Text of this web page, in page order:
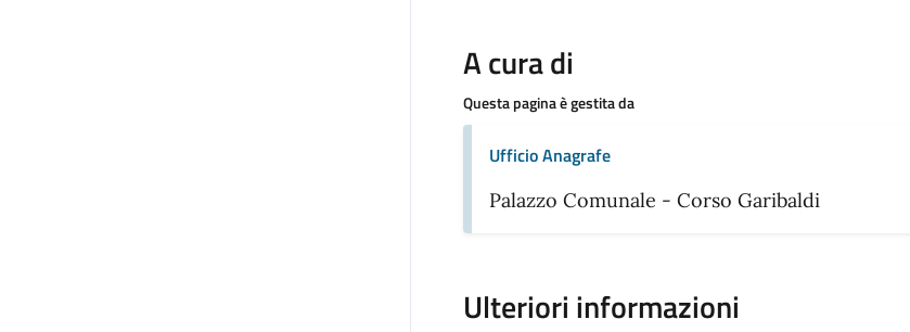
A cura di
Questa pagina è gestita da
Ufficio Anagrafe
Palazzo Comunale - Corso Garibaldi
Ulteriori informazioni